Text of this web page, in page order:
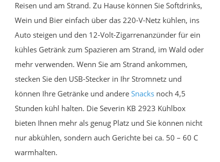
Reisen und am Strand. Zu Hause können Sie Softdrinks,
Wein und Bier einfach über das 220-V-Netz kühlen, ins
Auto steigen und den 12-Volt-Zigarrenanzünder für ein
kühles Getränk zum Spazieren am Strand, im Wald oder
mehr verwenden. Wenn Sie am Strand ankommen,
stecken Sie den USB-Stecker in Ihr Stromnetz und
können Ihre Getränke und andere Snacks noch 4,5
Stunden kühl halten. Die Severin KB 2923 Kühlbox
bieten Ihnen mehr als genug Platz und Sie können nicht
nur abkühlen, sondern auch Gerichte bei ca. 50 – 60 C
warmhalten.